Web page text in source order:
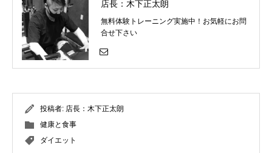
店長：木下正太朗
無料体験トレーニング実施中！お気軽にお問
合せ下さい
投稿者: 店長：木下正太朗
健康と食事
ダイエット